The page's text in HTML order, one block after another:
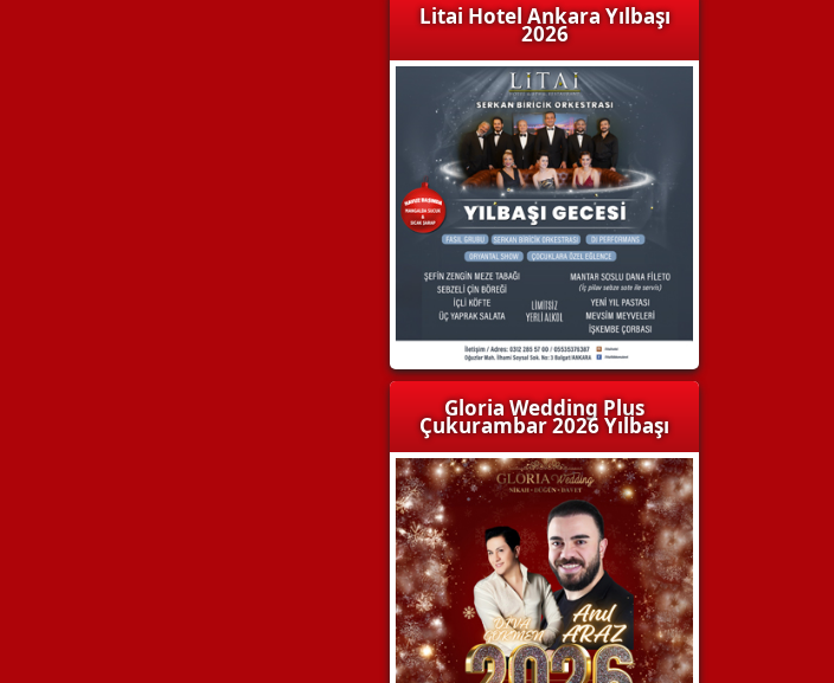
Litai Hotel Ankara Yılbaşı
2026
Gloria Wedding Plus
Çukurambar 2026 Yılbaşı